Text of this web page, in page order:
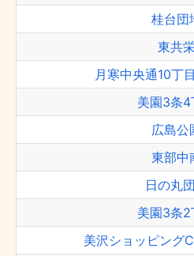
桂台団
東共
月寒中央通10丁
美園3条4
広島公
東部中
日の丸
美園3条2
美沢ショッピングC